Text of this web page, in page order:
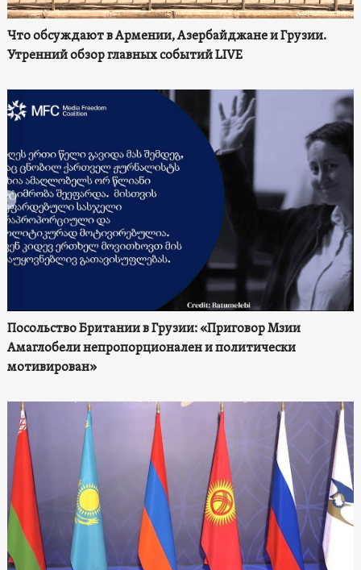
Что обсуждают в Армении, Азербайджане и Грузии.
Утренний обзор главных событий LIVE
Посольство Британии в Грузии: «Приговор Мзии
Амаглобели непропорционален и политически
мотивирован»